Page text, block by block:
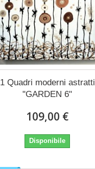
1 Quadri moderni astratti
"GARDEN 6"
109,00 €
Disponibile